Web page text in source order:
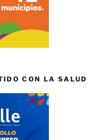
CON LA SALUD